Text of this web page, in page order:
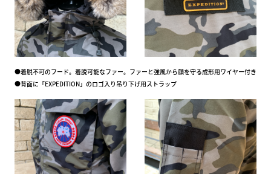
●着脱不可のフード。着脱可能なファー。ファーと強風から顔を守る成形用ワイヤー付き
●背面に「EXPEDITION」のロゴ入り吊り下げ用ストラップ